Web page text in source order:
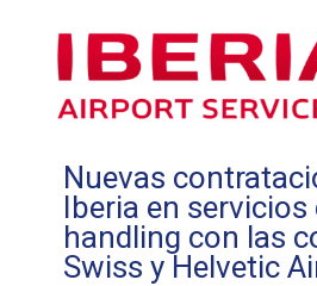
Nuevas
Iberia en servicios
handling con las
Swiss y Helvetic